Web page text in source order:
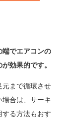
端でエアコンの
効果的です。
元まで循環させ
場合は、サーキ
する方法もおす